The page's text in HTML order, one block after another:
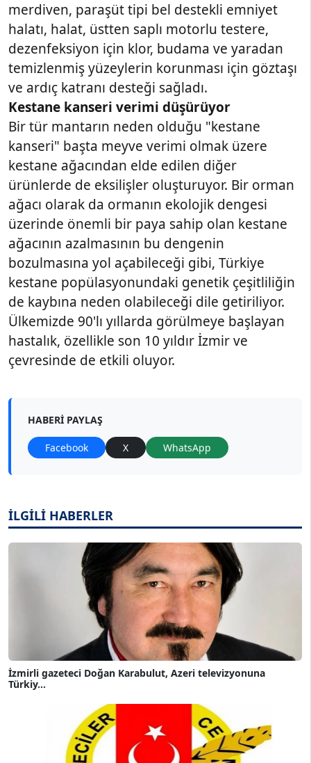
merdiven, paraşüt tipi bel destekli emniyet
halatı, halat, üstten saplı motorlu testere,
dezenfeksiyon için klor, budama ve yaradan
temizlenmiş yüzeylerin korunması için göztaşı
ve ardıç katranı desteği sağladı.
Kestane kanseri verimi düşürüyor
Bir tür mantarın neden olduğu "kestane
kanseri" başta meyve verimi olmak üzere
kestane ağacından elde edilen diğer
ürünlerde de eksilişler oluşturuyor. Bir orman
ağacı olarak da ormanın ekolojik dengesi
üzerinde önemli bir paya sahip olan kestane
ağacının azalmasının bu dengenin
bozulmasına yol açabileceği gibi, Türkiye
kestane popülasyonundaki genetik çeşitliliğin
de kaybına neden olabileceği dile getiriliyor.
Ülkemizde 90'lı yıllarda görülmeye başlayan
hastalık, özellikle son 10 yıldır İzmir ve
çevresinde de etkili oluyor.
HABERI PAYLAŞ
Facebook X WhatsApp
İLGİLİ HABERLER
İzmirli gazeteci Doğan Karabulut, Azeri televizyonuna
Türkiy...